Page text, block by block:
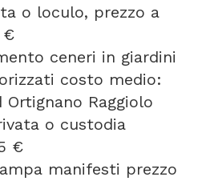
o loculo, prezzo a
€
ceneri in giardini
costo medio:
Raggiolo
o custodia
€
manifesti prezzo